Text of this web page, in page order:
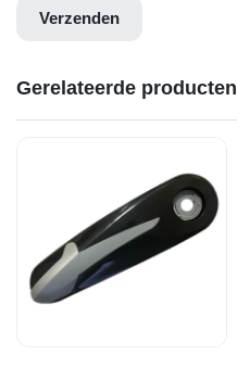
Gerelateerde producten